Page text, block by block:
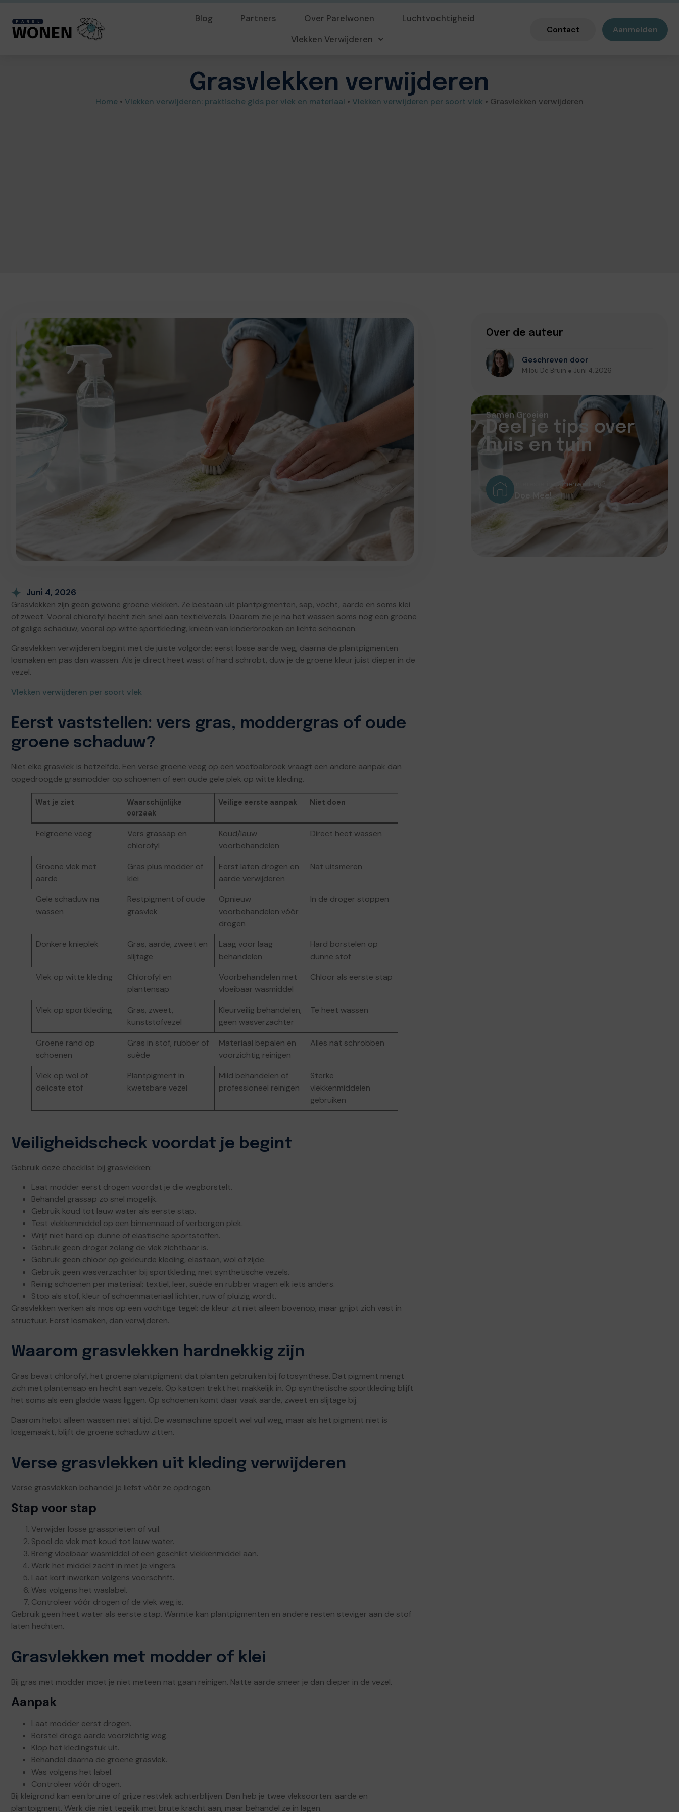
Blog Partners Over Parelwonen
Luchtvochtigheid
Vlekken Verwijderen
Contact Aanmelden
Grasvlekken verwijderen
Home • Vlekken verwijderen: praktische gids per vlek en materiaal • Vlekken verwijderen per soort vlek • Grasvlekken verwijderen
Juni 4, 2026
Grasvlekken zijn geen gewone groene vlekken. Ze bestaan uit plantpigmenten, sap, vocht, aarde en soms klei
of zweet. Vooral chlorofyl hecht zich snel aan textielvezels. Daarom zie je na het wassen soms nog een groene
of gelige schaduw, vooral op witte sportkleding, knieën van kinderbroeken en lichte schoenen.
Grasvlekken verwijderen begint met de juiste volgorde: eerst losse aarde weg, daarna de plantpigmenten
losmaken en pas dan wassen. Als je direct heet wast of hard schrobt, duw je de groene kleur juist dieper in de
vezel.
Vlekken verwijderen per soort vlek
Eerst vaststellen: vers gras, moddergras of oude
groene schaduw?
Niet elke grasvlek is hetzelfde. Een verse groene veeg op een voetbalbroek vraagt een andere aanpak dan
opgedroogde grasmodder op schoenen of een oude gele plek op witte kleding.
Wat je ziet
Waarschijnlijke
oorzaak
Veilige eerste aanpak Niet doen
Felgroene veeg
Vers grassap en
chlorofyl
Koud/lauw
voorbehandelen
Direct heet wassen
Groene vlek met
aarde
Gras plus modder of
klei
Eerst laten drogen en
aarde verwijderen
Nat uitsmeren
Gele schaduw na
wassen
Restpigment of oude
grasvlek
Opnieuw
voorbehandelen vóór
drogen
In de droger stoppen
Donkere knieplek
Gras, aarde, zweet en
slijtage
Laag voor laag
behandelen
Hard borstelen op
dunne stof
Vlek op witte kleding
Chlorofyl en
plantensap
Voorbehandelen met
vloeibaar wasmiddel
Chloor als eerste stap
Vlek op sportkleding
Gras, zweet,
kunststofvezel
Kleurveilig behandelen,
geen wasverzachter
Te heet wassen
Groene rand op
schoenen
Gras in stof, rubber of
suède
Materiaal bepalen en
voorzichtig reinigen
Alles nat schrobben
Vlek op wol of
delicate stof
Plantpigment in
kwetsbare vezel
Mild behandelen of
professioneel reinigen
Sterke
vlekkenmiddelen
gebruiken
Veiligheidscheck voordat je begint
Gebruik deze checklist bij grasvlekken:
Laat modder eerst drogen voordat je die wegborstelt.
Behandel grassap zo snel mogelijk.
Gebruik koud tot lauw water als eerste stap.
Test vlekkenmiddel op een binnennaad of verborgen plek.
Wrijf niet hard op dunne of elastische sportstoffen.
Gebruik geen droger zolang de vlek zichtbaar is.
Gebruik geen chloor op gekleurde kleding, elastaan, wol of zijde.
Gebruik geen wasverzachter bij sportkleding met synthetische vezels.
Reinig schoenen per materiaal: textiel, leer, suède en rubber vragen elk iets anders.
Stop als stof, kleur of schoenmateriaal lichter, ruw of pluizig wordt.
Grasvlekken werken als mos op een vochtige tegel: de kleur zit niet alleen bovenop, maar grijpt zich vast in
structuur. Eerst losmaken, dan verwijderen.
Waarom grasvlekken hardnekkig zijn
Gras bevat chlorofyl, het groene plantpigment dat planten gebruiken bij fotosynthese. Dat pigment mengt
zich met plantensap en hecht aan vezels. Op katoen trekt het makkelijk in. Op synthetische sportkleding blijft
het soms als een gladde waas liggen. Op schoenen komt daar vaak aarde, zweet en slijtage bij.
Daarom helpt alleen wassen niet altijd. De wasmachine spoelt wel vuil weg, maar als het pigment niet is
losgemaakt, blijft de groene schaduw zitten.
Verse grasvlekken uit kleding verwijderen
Verse grasvlekken behandel je liefst vóór ze opdrogen.
Stap voor stap
Verwijder losse grassprieten of vuil.
Spoel de vlek met koud tot lauw water.
Breng vloeibaar wasmiddel of een geschikt vlekkenmiddel aan.
Werk het middel zacht in met je vingers.
Laat kort inwerken volgens voorschrift.
Was volgens het waslabel.
Controleer vóór drogen of de vlek weg is.
Gebruik geen heet water als eerste stap. Warmte kan plantpigmenten en andere resten steviger aan de stof
laten hechten.
Grasvlekken met modder of klei
Bij gras met modder moet je niet meteen nat gaan reinigen. Natte aarde smeer je dan dieper in de vezel.
Aanpak
Laat modder eerst drogen.
Borstel droge aarde voorzichtig weg.
Klop het kledingstuk uit.
Behandel daarna de groene grasvlek.
Was volgens het label.
Controleer vóór drogen.
Bij kleigrond kan een bruine of grijze restvlek achterblijven. Dan heb je twee vleksoorten: aarde en
plantpigment. Werk die niet tegelijk met brute kracht aan, maar behandel ze in lagen.
Over de auteur
Geschreven door
Milou De Bruin ● Juni 4, 2026
Samen Groeien
Deel je tips over
huis en tuin
Interesse in samenwerking?
Doe Mee!